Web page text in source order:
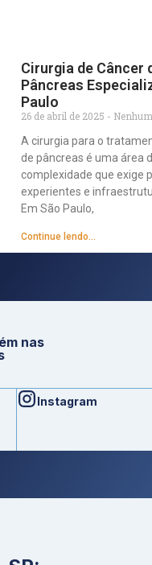
Cirurgia de Câncer
Pâncreas
Paulo
26 de abril de 2025
A cirurgia para o
de pâncreas é uma área
complexidade que exige
experientes e
Em São Paulo,
Continue lendo...
nas
Instagram